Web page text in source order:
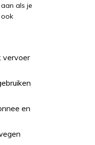
als je
vervoer
en